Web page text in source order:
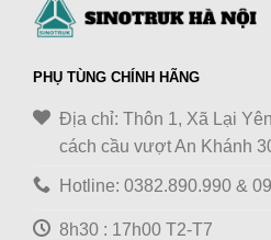
PHỤ TÙNG CHÍNH HÃNG
Địa chỉ: Thôn 1, Xã Lại
cách cầu vượt An Khánh
Hotline: 0382.890.990 &
8h30 : 17h00 T2-T7